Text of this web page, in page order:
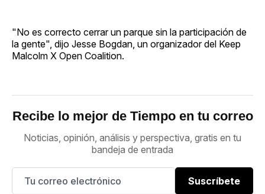
"No es correcto cerrar un parque sin la participación de
la gente", dijo Jesse Bogdan, un organizador del Keep
Malcolm X Open Coalition.
Recibe lo mejor de Tiempo en tu correo
Noticias, opinión, análisis y perspectiva, gratis en tu
bandeja de entrada
Suscríbete